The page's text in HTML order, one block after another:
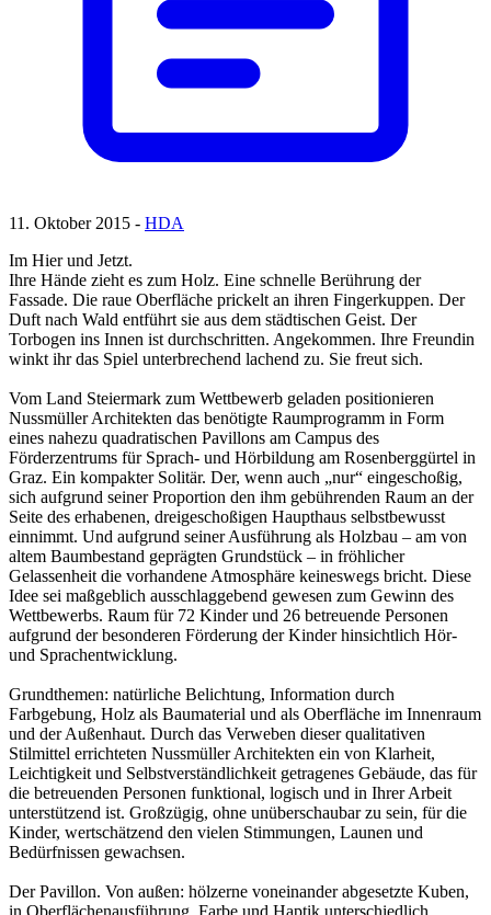
11. Oktober 2015 - HDA
Im Hier und Jetzt.
Ihre Hände zieht es zum Holz. Eine schnelle Berührung der
Fassade. Die raue Oberfläche prickelt an ihren Fingerkuppen. Der
Duft nach Wald entführt sie aus dem städtischen Geist. Der
Torbogen ins Innen ist durchschritten. Angekommen. Ihre Freundin
winkt ihr das Spiel unterbrechend lachend zu. Sie freut sich.
Vom Land Steiermark zum Wettbewerb geladen positionieren
Nussmüller Architekten das benötigte Raumprogramm in Form
eines nahezu quadratischen Pavillons am Campus des
Förderzentrums für Sprach- und Hörbildung am Rosenberggürtel in
Graz. Ein kompakter Solitär. Der, wenn auch „nur“ eingeschoßig,
sich aufgrund seiner Proportion den ihm gebührenden Raum an der
Seite des erhabenen, dreigeschoßigen Haupthaus selbstbewusst
einnimmt. Und aufgrund seiner Ausführung als Holzbau – am von
altem Baumbestand geprägten Grundstück – in fröhlicher
Gelassenheit die vorhandene Atmosphäre keineswegs bricht. Diese
Idee sei maßgeblich ausschlaggebend gewesen zum Gewinn des
Wettbewerbs. Raum für 72 Kinder und 26 betreuende Personen
aufgrund der besonderen Förderung der Kinder hinsichtlich Hör-
und Sprachentwicklung.
Grundthemen: natürliche Belichtung, Information durch
Farbgebung, Holz als Baumaterial und als Oberfläche im Innenraum
und der Außenhaut. Durch das Verweben dieser qualitativen
Stilmittel errichteten Nussmüller Architekten ein von Klarheit,
Leichtigkeit und Selbstverständlichkeit getragenes Gebäude, das für
die betreuenden Personen funktional, logisch und in Ihrer Arbeit
unterstützend ist. Großzügig, ohne unüberschaubar zu sein, für die
Kinder, wertschätzend den vielen Stimmungen, Launen und
Bedürfnissen gewachsen.
Der Pavillon. Von außen: hölzerne voneinander abgesetzte Kuben,